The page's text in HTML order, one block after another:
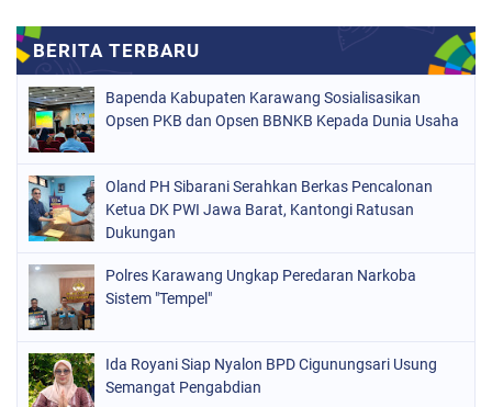
Bapenda Kabupaten Karawang Sosialisasikan
Opsen PKB dan Opsen BBNKB Kepada Dunia Usaha
Oland PH Sibarani Serahkan Berkas Pencalonan
Ketua DK PWI Jawa Barat, Kantongi Ratusan
Dukungan
Polres Karawang Ungkap Peredaran Narkoba
Sistem "Tempel"
Ida Royani Siap Nyalon BPD Cigunungsari Usung
Semangat Pengabdian